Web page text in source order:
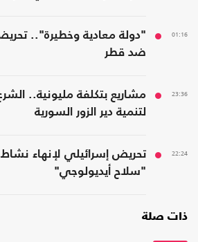
01:16
"دولة معادية وخطيرة"..
ضد قطر
23:36
مشاريع بتكلفة مليونية..
لتنمية دير الزور السورية
22:24
تحريض إسرائيلي لإنهاء
"سلاح أيديولوجي"
ذات صلة